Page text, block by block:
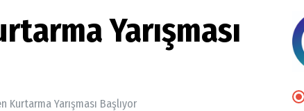
Yarışması
Kurtarma Yarışması Başlıyor